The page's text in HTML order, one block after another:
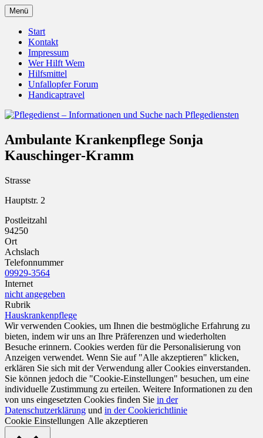
Zum
Inhalt
springen
Pflegedienst – Informationen
und Suche nach Pflegediensten
Unfallopfer – Hilfswerk
Menü
Start
Kontakt
Impressum
Wer Hilft Wem
Hilfsmittel
Unfallopfer Forum
Handicaptravel
Ambulante Krankenpflege Sonja
Kauschinger-Kramm
Strasse
Hauptstr. 2
Postleitzahl
94250
Ort
Achslach
Telefonnummer
09929-3564
Internet
nicht angegeben
Rubrik
Hauskrankenpflege
Wir verwenden Cookies, um Ihnen die bestmögliche Erfahrung zu
bieten, indem wir uns an Ihre Präferenzen und wiederholten
Besuche erinnern. Cookies werden für die Personalisierung von
Anzeigen verwendet. Wenn Sie auf "Alle akzeptieren" klicken,
erklären Sie sich mit der Verwendung aller Cookies einverstanden.
Sie können jedoch die "Cookie-Einstellungen" besuchen, um eine
individuelle Zustimmung zu erteilen. Weitere Informationen zu den
von uns eingesetzten Cookies finden Sie in der
Datenschutzerklärung und in der Cookierichtlinie
Cookie Einstellungen Alle akzeptieren